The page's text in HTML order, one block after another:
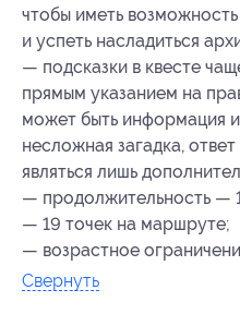
чтобы иметь возможность
и успеть насладиться
— подсказки в квесте
прямым указанием на
может быть информация
несложная загадка,
являться лишь
— продолжительность —
— 19 точек на маршруте;
— возрастное
Свернуть